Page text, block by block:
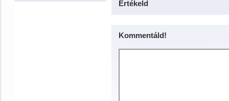
Értékeld
Kommentáld!